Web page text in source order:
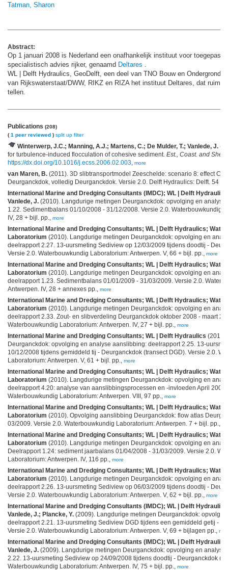
Tatman, Sharon
Abstract:
Op 1 januari 2008 is Nederland een onafhankelijk instituut voor toegepast
specialistisch advies rijker, genaamd Deltares
WL | Delft Hydraulics, GeoDelft, een deel van TNO Bouw en Ondergrond
van Rijkswaterstaat/DWW, RIKZ en RIZA het instituut Deltares, dat ruim
tellen.
Publications (208)
( 1 peer reviewed ) split up filter
Winterwerp, J.C.; Manning, A.J.; Martens, C.; De Mulder, T.; Vanlede, J.
for turbulence-induced flocculation of cohesive sediment. Est., Coast. and Shelf
https://dx.doi.org/10.1016/j.ecss.2006.02.003, more
van Maren, B. (2011). 3D slibtransportmodel Zeeschelde: scenario 8: effect
Deurganckdok, volledig Deurganckdok. Versie 2.0. Delft Hydraulics: Delft. 54
International Marine and Dredging Consultants (IMDC); WL | Delft
Vanlede, J. (2010). Langdurige metingen Deurganckdok: opvolging en
1.22. Sedimentbalans 01/10/2008 - 31/12/2008. Versie 2.0. Waterbouwkundig
IV, 28 + bijl. pp., more
International Marine and Dredging Consultants; WL | Delft Hydraulics;
Laboratorium (2010). Langdurige metingen Deurganckdok: opvolging en
deelrapport 2.27. 13-uursmeting Sediview op 12/03/2009 tijdens doodtij -
Versie 2.0. Waterbouwkundig Laboratorium: Antwerpen. V, 66 + bijl. pp., more
International Marine and Dredging Consultants; WL | Delft Hydraulics;
Laboratorium (2010). Langdurige metingen Deurganckdok: opvolging en
deelrapport 1.23. Sedimentbalans 01/01/2009 - 31/03/2009. Versie 2.0.
Antwerpen. IV, 28 + annexes pp., more
International Marine and Dredging Consultants; WL | Delft Hydraulics;
Laboratorium (2010). Langdurige metingen Deurganckdok: opvolging en
deelrapport 2.33. Zout- en slibverdeling Deurganckdok oktober 2008 - maart
Waterbouwkundig Laboratorium: Antwerpen. IV, 27 + bijl. pp., more
International Marine and Dredging Consultants; WL | Delft Hydraulics
Deurganckdok: opvolging en analyse aanslibbing: deelrapport 2.25. 13-
10/12/2008 tijdens gemiddeld tij - Deurganckdok (transect DGD). Versie 2.0.
Laboratorium: Antwerpen. V, 61 + bijl. pp., more
International Marine and Dredging Consultants; WL | Delft Hydraulics;
Laboratorium (2010). Langdurige metingen Deurganckdok: opvolging en
deelrapport 4.20: analyse van aanslibbingsprocessen en -invloeden April 2006
Waterbouwkundig Laboratorium: Antwerpen. VIII, 97 pp., more
International Marine and Dredging Consultants; WL | Delft Hydraulics;
Laboratorium (2010). Opvolging aanslibbing Deurganckdok: flow atlas
03/2009. Versie 2.0. Waterbouwkundig Laboratorium: Antwerpen. 7 + bijl. pp.,
International Marine and Dredging Consultants; WL | Delft Hydraulics;
Laboratorium (2010). Langdurige metingen Deurganckdok: opvolging en
Deelrapport 1.24: sediment jaarbalans 01/04/2008 - 31/03/2009. Versie 2.0.
Laboratorium: Antwerpen. IV, 116 pp., more
International Marine and Dredging Consultants; WL | Delft Hydraulics;
Laboratorium (2010). Langdurige metingen Deurganckdok: opvolging en
deelrapport 2.26. 13-uursmeting Sediview op 06/03/2009 tijdens doodtij -
Versie 2.0. Waterbouwkundig Laboratorium: Antwerpen. V, 62 + bijl. pp., more
International Marine and Dredging Consultants (IMDC); WL | Delft
Vanlede, J.; Plancke, Y. (2009). Langdurige metingen Deurganckdok:
deelrapport 2.21. 13-uursmeting Sediview DGD tijdens een gemiddeld getij -
Versie 2.0. Waterbouwkundig Laboratorium: Antwerpen. V, 69 + bijlagen pp.,
International Marine and Dredging Consultants (IMDC); WL | Delft
Vanlede, J. (2009). Langdurige metingen Deurganckdok: opvolging en
2.22. 13-uursmeting Sediview op 24/09/2008 tijdens doodtij - Deurganckdok
Waterbouwkundig Laboratorium: Antwerpen. IV, 75 + bijl. pp., more